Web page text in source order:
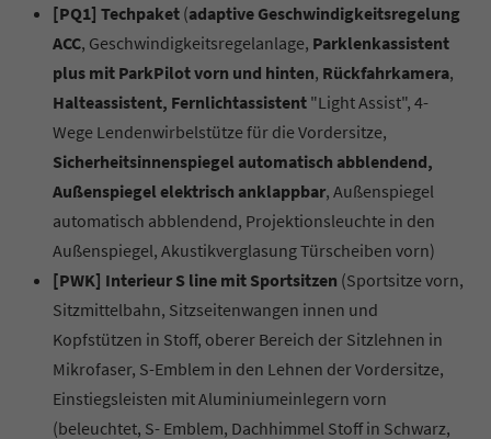
[PQ1] Techpaket (adaptive Geschwindigkeitsregelung
ACC, Geschwindigkeitsregelanlage, Parklenkassistent
plus mit ParkPilot vorn und hinten, Rückfahrkamera,
Halteassistent, Fernlichtassistent "Light Assist", 4-
Wege Lendenwirbelstütze für die Vordersitze,
Sicherheitsinnenspiegel automatisch abblendend,
Außenspiegel elektrisch anklappbar, Außenspiegel
automatisch abblendend, Projektionsleuchte in den
Außenspiegel, Akustikverglasung Türscheiben vorn)
[PWK] Interieur S line mit Sportsitzen (Sportsitze vorn,
Sitzmittelbahn, Sitzseitenwangen innen und
Kopfstützen in Stoff, oberer Bereich der Sitzlehnen in
Mikrofaser, S-Emblem in den Lehnen der Vordersitze,
Einstiegsleisten mit Aluminiumeinlegern vorn
(beleuchtet, S- Emblem, Dachhimmel Stoff in Schwarz,